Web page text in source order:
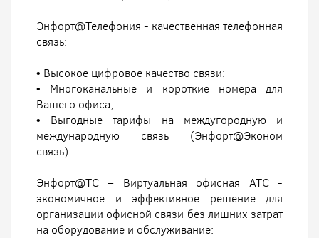
Энфорт@Телефония - качественная телефонная
связь:
• Высокое цифровое качество связи;
• Многоканальные и короткие номера для
Вашего офиса;
• Выгодные тарифы на междугородную и
международную связь (Энфорт@Эконом
связь).
Энфорт@ТС – Виртуальная офисная АТС -
экономичное и эффективное решение для
организации офисной связи без лишних затрат
на оборудование и обслуживание: